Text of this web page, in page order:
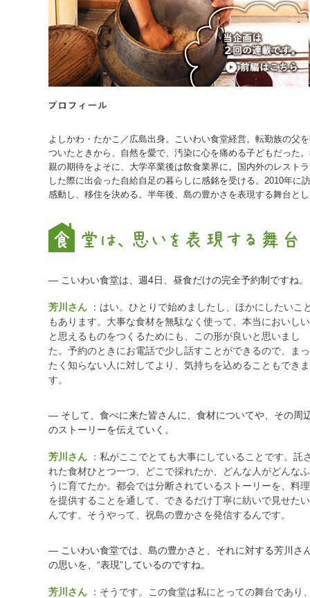
よしかわ・たかこ／広島出身。こいわい食堂経営。転勤族の父
ついたときから、自然を愛で、汚染に心を痛める子どもだった
親の期待をよそに、大学卒業後は飲食業界に。国内外のレスト
した際に出会った自給自足の暮らしに感銘を受ける。2010年に
感動し、移住を決める。半年後、島の豊かさを表現する舞台と
― こいわい食堂は、週4日、昼食だけの完全予約制ですね。
芳川さん ：はい。ひとりで始めましたし、ほかにしたいこ
もあります。大事な食材を無駄なく使って、本当においしい
と思えるものをつくるためにも、この形が良いと思いまし
た。予約のときにお電話で少し話すことができるので、まっ
たく知らない人に対してより、気持ちを込めることもできま
す。
― そして、食べに来た皆さんに、食材についてや、その周
のストーリーを伝えていく。
芳川さん ：私がここでとても大事にしていることです。託
れた食材ひとつ一つ、どこで採れたか、どんな人がどんなふ
うに育てたか。都会では分断されているストーリーを、料理
を提供することを通して、できるだけ丁寧に紡いで見せたい
んです。そうやって、祝島の豊かさを発信するんです。
― こいわい食堂では、島の豊かさと、それに対する芳川さ
の思いを、“表現”しているのですね。
芳川さん ：そうです。この食堂は私にとっての舞台であり